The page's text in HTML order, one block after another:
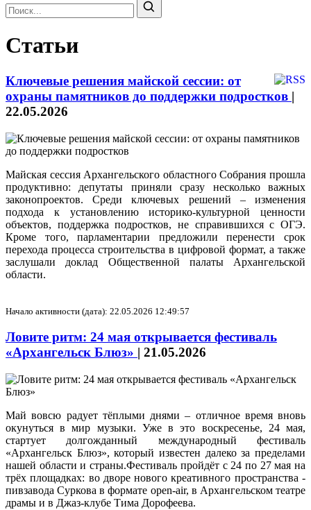
Статьи
Ключевые решения майской сессии: от
охраны памятников до поддержки подростков |
22.05.2026
Майская сессия Архангельского областного Собрания прошла
продуктивно: депутаты приняли сразу несколько важных
законопроектов. Среди ключевых решений – изменения
подхода к установлению историко-культурной ценности
объектов, поддержка подростков, не справившихся с ОГЭ.
Кроме того, парламентарии предложили перенести срок
перехода процесса строительства в цифровой формат, а также
заслушали доклад Общественной палаты Архангельской
области.
Начало активности (дата): 22.05.2026 12:49:57
Ловите ритм: 24 мая открывается фестиваль
«Архангельск Блюз» | 21.05.2026
Май вовсю радует тёплыми днями – отличное время вновь
окунуться в мир музыки. Уже в это воскресенье, 24 мая,
стартует долгожданный международный фестиваль
«Архангельск Блюз», который известен далеко за пределами
нашей области и страны.Фестиваль пройдёт с 24 по 27 мая на
трёх площадках: во дворе нового креативного пространства -
пивзавода Суркова в формате open-air, в Архангельском театре
драмы и в Джаз-клубе Тима Дорофеева.